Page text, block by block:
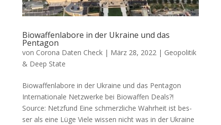
Biowaffenlabore in der Ukraine und das
Pentagon
von Corona Daten Check| März 28, 2022 | Geopolitik
& Deep State
Biowaffenlabore in der Ukraine und das Pentagon
Inter­na­tio­na­le Netz­wer­ke bei Bio­waf­fen Deals?!
Source: Netz­fund Eine schmerz­li­che Wahr­heit ist bes­
ser als eine Lüge Vie­le wis­sen nicht was in der Ukrai­ne